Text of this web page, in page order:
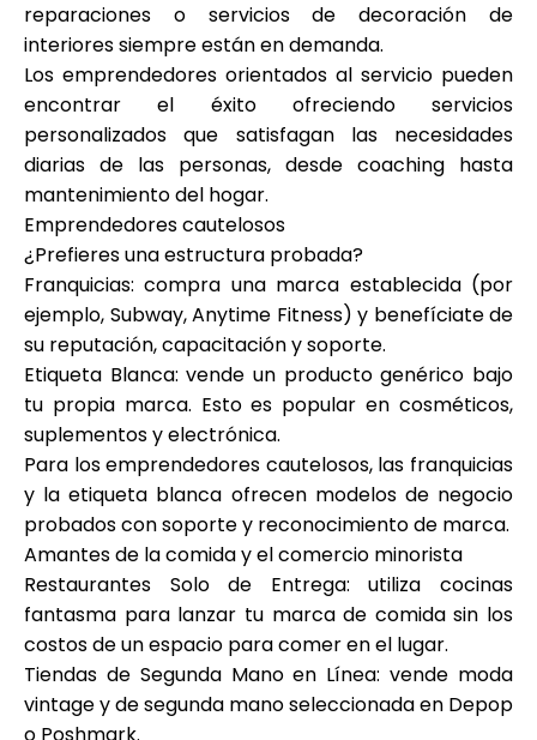
reparaciones o servicios de decoración de
interiores siempre están en demanda.
Los emprendedores orientados al servicio pueden
encontrar el éxito ofreciendo servicios
personalizados que satisfagan las necesidades
diarias de las personas, desde coaching hasta
mantenimiento del hogar.
Emprendedores cautelosos
¿Prefieres una estructura probada?
Franquicias: compra una marca establecida (por
ejemplo, Subway, Anytime Fitness) y benefíciate de
su reputación, capacitación y soporte.
Etiqueta Blanca: vende un producto genérico bajo
tu propia marca. Esto es popular en cosméticos,
suplementos y electrónica.
Para los emprendedores cautelosos, las franquicias
y la etiqueta blanca ofrecen modelos de negocio
probados con soporte y reconocimiento de marca.
Amantes de la comida y el comercio minorista
Restaurantes Solo de Entrega: utiliza cocinas
fantasma para lanzar tu marca de comida sin los
costos de un espacio para comer en el lugar.
Tiendas de Segunda Mano en Línea: vende moda
vintage y de segunda mano seleccionada en Depop